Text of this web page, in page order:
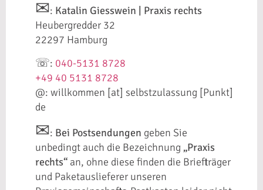
✉: Katalin Giesswein | Praxis rechts
Heubergredder 32
22297 Hamburg
☏: 040-5131 8728
+49 40 5131 8728
@: willkommen [at] selbstzulassung [Punkt]
de
✉: Bei Postsendungen geben Sie
unbedingt auch die Bezeichnung „Praxis
rechts“ an, ohne diese finden die Briefträger
und Paketauslieferer unseren